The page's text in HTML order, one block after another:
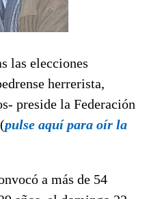
las elecciones
herrerista,
preside la Federación
pulse aquí para oír la
a más de 54